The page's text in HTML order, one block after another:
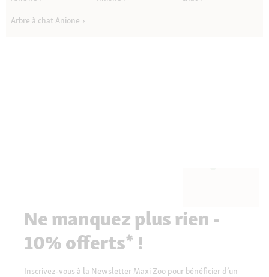
Arbre à chat Anione
Ne manquez plus rien -
10% offerts* !
Inscrivez-vous à la Newsletter Maxi Zoo pour bénéficier d’un